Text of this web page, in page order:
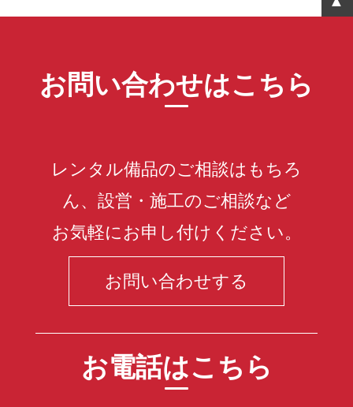
お問い合わせはこちら
レンタル備品のご相談はもちろ
ん、設営・施工のご相談など
お気軽にお申し付けください。
お問い合わせする
お電話はこちら